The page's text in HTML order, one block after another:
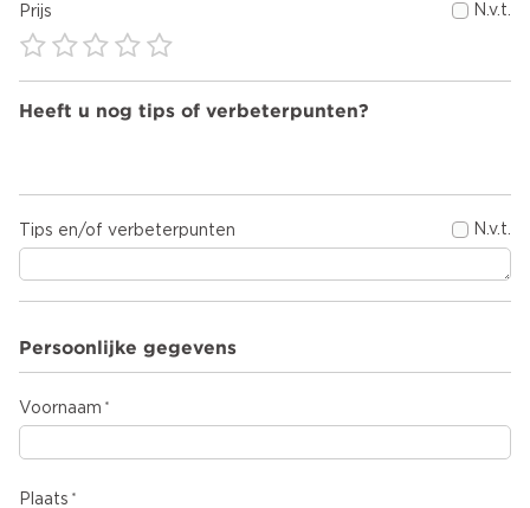
Prijs N.v.t.
Heeft u nog tips of verbeterpunten?
Tips en/of verbeterpunten N.v.t.
Persoonlijke gegevens
Voornaam
Plaats